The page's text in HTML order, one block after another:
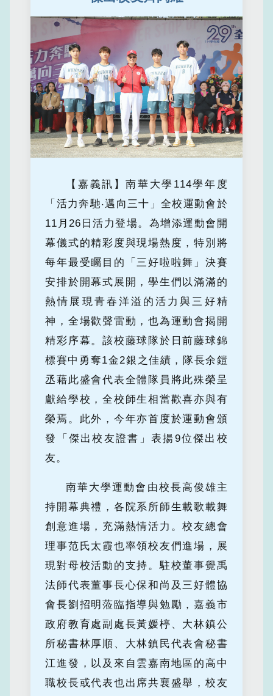
【嘉義訊】南華大學114學年度
「活力奔馳‧邁向三十」全校運動會於
11月26日活力登場。為增添運動會開
幕儀式的精彩度與現場熱度，特別將
每年最受矚目的「三好啦啦舞」決賽
安排於開幕式展開，學生們以滿滿的
熱情展現青春洋溢的活力與三好精
神，全場歡聲雷動，也為運動會揭開
精彩序幕。該校藤球隊於日前藤球錦
標賽中勇奪1金2銀之佳績，隊長余鎧
丞藉此盛會代表全體隊員將此殊榮呈
獻給學校，全校師生相當歡喜亦與有
榮焉。此外，今年亦首度於運動會頒
發「傑出校友證書」表揚9位傑出校
友。
南華大學運動會由校長高俊雄主
持開幕典禮，各院系所師生載歌載舞
創意進場，充滿熱情活力。校友總會
理事范氏太霞也率領校友們進場，展
現對母校活動的支持。駐校董事覺禹
法師代表董事長心保和尚及三好體協
會長劉招明蒞臨指導與勉勵，嘉義市
政府教育處副處長黃媛楟、大林鎮公
所秘書林厚順、大林鎮民代表會秘書
江進發，以及來自雲嘉南地區的高中
職校長或代表也出席共襄盛舉，校友